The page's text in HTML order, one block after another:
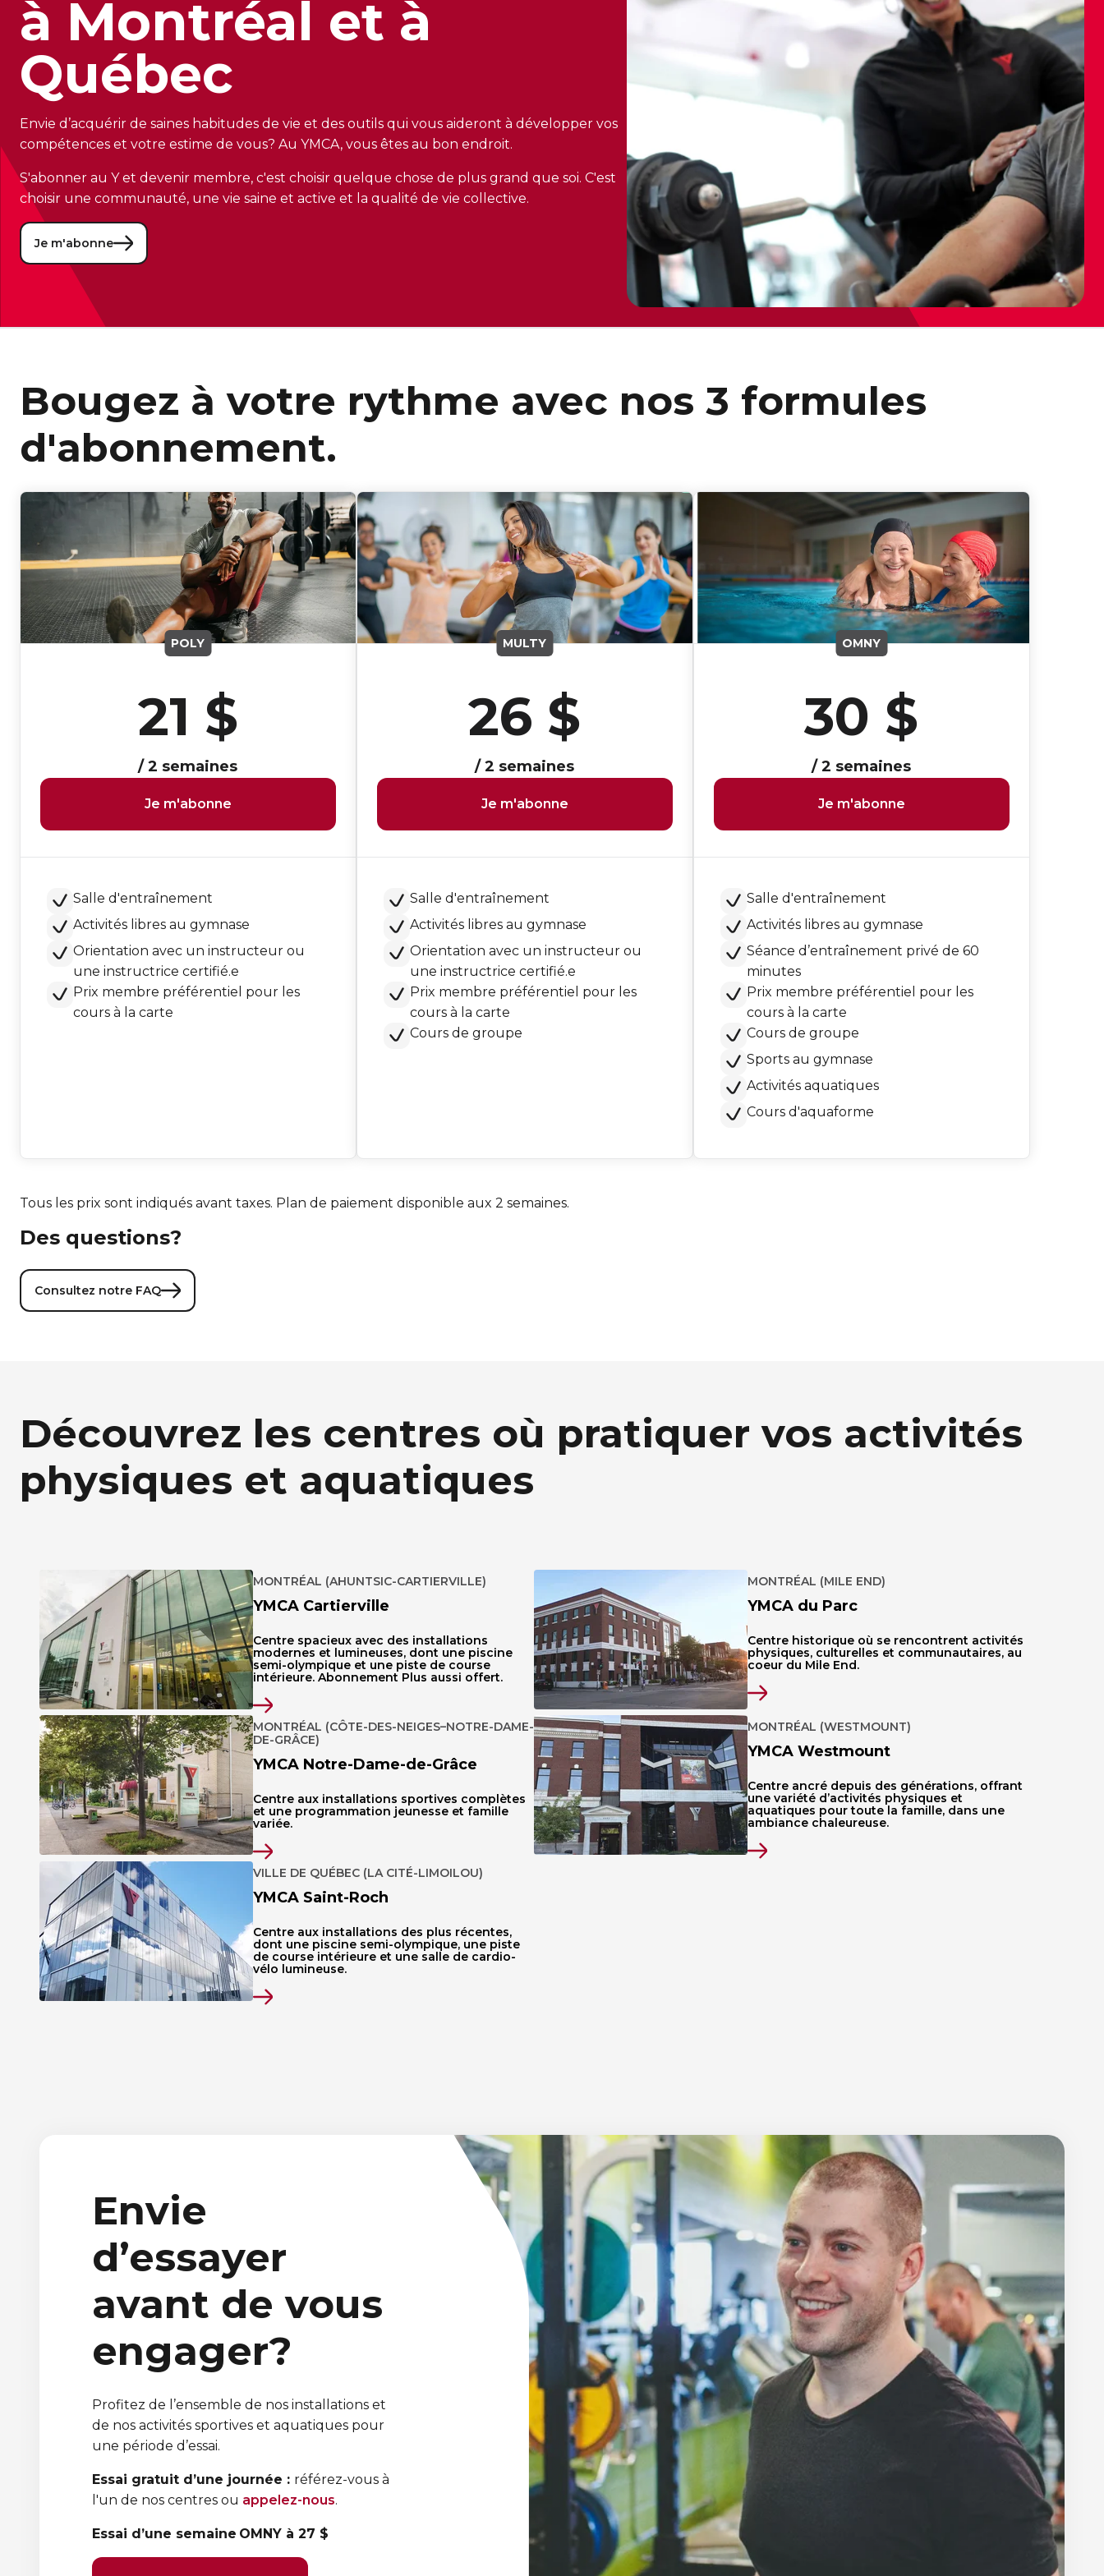
à Montréal et à
Québec
Envie d’acquérir de saines habitudes de vie et des outils qui vous aideront à développer vos
compétences et votre estime de vous? Au YMCA, vous êtes au bon endroit.
S'abonner au Y et devenir membre, c'est choisir quelque chose de plus grand que soi. C'est
choisir une communauté, une vie saine et active et la qualité de vie collective.
Je m'abonne
Bougez à votre rythme avec nos 3 formules
d'abonnement.
POLY
21 $
/ 2 semaines
Je m'abonne
Salle d'entraînement
Activités libres au gymnase
Orientation avec un instructeur ou
une instructrice certifié.e
Prix membre préférentiel pour les
cours à la carte
MULTY
26 $
/ 2 semaines
Je m'abonne
Salle d'entraînement
Activités libres au gymnase
Orientation avec un instructeur ou
une instructrice certifié.e
Prix membre préférentiel pour les
cours à la carte
Cours de groupe
OMNY
30 $
/ 2 semaines
Je m'abonne
Salle d'entraînement
Activités libres au gymnase
Séance d’entraînement privé de 60
minutes
Prix membre préférentiel pour les
cours à la carte
Cours de groupe
Sports au gymnase
Activités aquatiques
Cours d'aquaforme
Tous les prix sont indiqués avant taxes. Plan de paiement disponible aux 2 semaines.
Des questions?
Consultez notre FAQ
Découvrez les centres où pratiquer vos activités
physiques et aquatiques
YMCA Cartierville
MONTRÉAL (AHUNTSIC-CARTIERVILLE)
Centre spacieux avec des installations
modernes et lumineuses, dont une piscine
semi-olympique et une piste de course
intérieure. Abonnement Plus aussi offert.
YMCA du Parc
MONTRÉAL (MILE END)
Centre historique où se rencontrent activités
physiques, culturelles et communautaires, au
coeur du Mile End.
YMCA Notre-Dame-de-Grâce
MONTRÉAL (CÔTE-DES-NEIGES–NOTRE-DAME-
DE-GRÂCE)
Centre aux installations sportives complètes
et une programmation jeunesse et famille
variée.
YMCA Westmount
MONTRÉAL (WESTMOUNT)
Centre ancré depuis des générations, offrant
une variété d’activités physiques et
aquatiques pour toute la famille, dans une
ambiance chaleureuse.
YMCA Saint-Roch
VILLE DE QUÉBEC (LA CITÉ-LIMOILOU)
Centre aux installations des plus récentes,
dont une piscine semi-olympique, une piste
de course intérieure et une salle de cardio-
vélo lumineuse.
Envie
d’essayer
avant de vous
engager?
Profitez de l’ensemble de nos installations et
de nos activités sportives et aquatiques pour
une période d’essai.
Essai gratuit d’une journée : référez-vous à
l'un de nos centres ou appelez-nous.
Essai d’une semaine OMNY à 27 $